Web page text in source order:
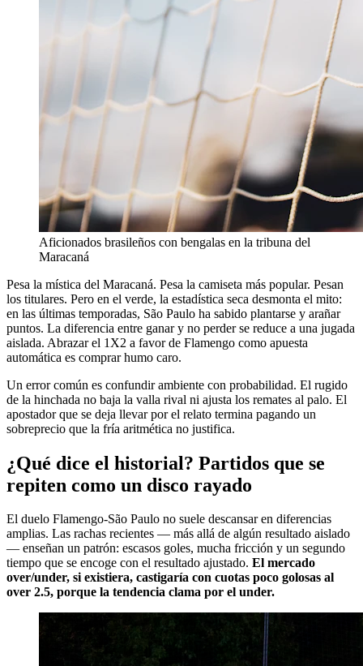
Aficionados brasileños con bengalas en la tribuna del
Maracaná
Pesa la mística del Maracaná. Pesa la camiseta más popular. Pesan
los titulares. Pero en el verde, la estadística seca desmonta el mito:
en las últimas temporadas, São Paulo ha sabido plantarse y arañar
puntos. La diferencia entre ganar y no perder se reduce a una jugada
aislada. Abrazar el 1X2 a favor de Flamengo como apuesta
automática es comprar humo caro.
Un error común es confundir ambiente con probabilidad. El rugido
de la hinchada no baja la valla rival ni ajusta los remates al palo. El
apostador que se deja llevar por el relato termina pagando un
sobreprecio que la fría aritmética no justifica.
¿Qué dice el historial? Partidos que se
repiten como un disco rayado
El duelo Flamengo-São Paulo no suele descansar en diferencias
amplias. Las rachas recientes — más allá de algún resultado aislado
— enseñan un patrón: escasos goles, mucha fricción y un segundo
tiempo que se encoge con el resultado ajustado. El mercado
over/under, si existiera, castigaría con cuotas poco golosas al
over 2.5, porque la tendencia clama por el under.